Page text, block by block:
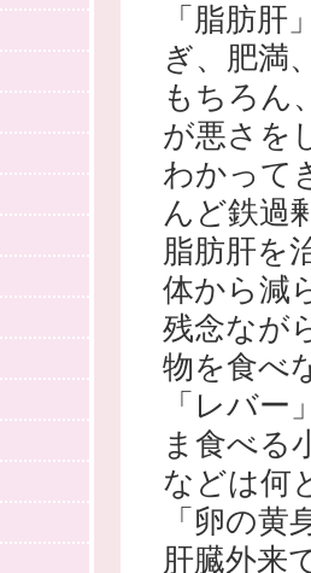
「脂肪
ぎ、肥満
もちろん
が悪さを
わかって
んど鉄過
脂肪肝を
体から減
残念なが
物を食べ
「レバ
ま食べる
などは何
「卵の
肝臓外来